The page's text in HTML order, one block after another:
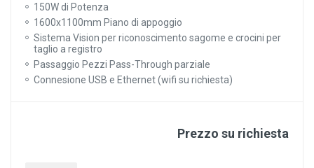
150W di Potenza
1600x1100mm Piano di appoggio
Sistema Vision per riconoscimento sagome e crocini per
taglio a registro
Passaggio Pezzi Pass-Through parziale
Connesione USB e Ethernet (wifi su richiesta)
Prezzo su richiesta